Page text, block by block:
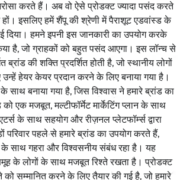
करते हैं। अब वो ऐसे प्रोडक्ट ज्यादा पसंद करते
हों। इसलिए हमें शैंपू की श्रेणी में पैराशूट एडवांस्ड के
दिया। हमने इपनी इस जानकारी का उपयोग करके
है, जो ग्राहकों को बहुत पसंद आएगा। इस लॉन्च से
ब्रांड की शक्ति प्रदर्शित होती है, जो स्थानीय लोगों
हेयर केयर प्रदान करने के लिए बनाया गया है।
साथ बनाया गया है, जिस विश्वास ने हमारे ब्रांड का
को एक मजबूत, मल्टीफॉर्मेट मार्केटिंग प्लान के साथ
के साथ सहयोग और रीज़नल प्लेटफॉर्म्स द्वारा
परिवार पहले से हमारे ब्रांड का उपयोग करते हैं,
साथ गहरा और विश्वसनीय संबंध रहा है। यह
के लोगों के साथ मजबूत रिश्ते रखता है। प्रोडक्ट
को सम्मानित करने के लिए तैयार की गई है, जो हमारे